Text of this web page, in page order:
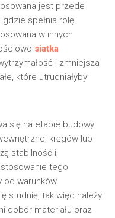
jest przede
spełnia rolę
w innych
siatka
i zmniejsza
które utrudniałyby
się na etapie budowy
kręgów lub
stabilność i
tego
od warunków
studnię, tak więc należy
dobór materiału oraz